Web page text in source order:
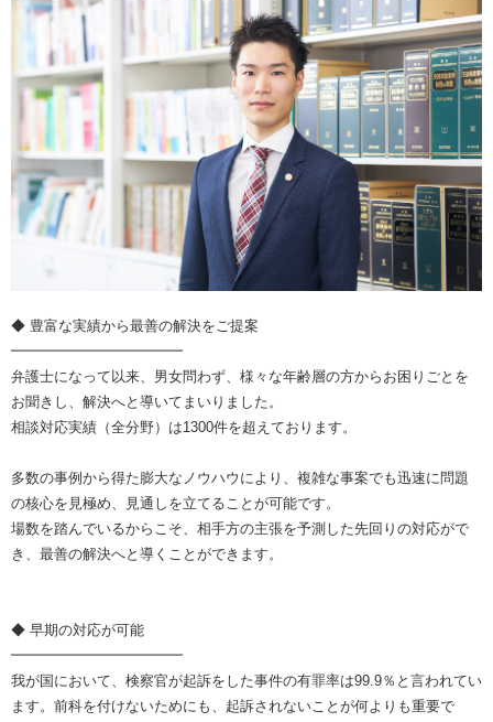
◆ 豊富な実績から最善の解決をご提案
━━━━━━━━━━━━
弁護士になって以来、男女問わず、様々な年齢層の方からお困りごとを
お聞きし、解決へと導いてまいりました。
相談対応実績（全分野）は1300件を超えております。
多数の事例から得た膨大なノウハウにより、複雑な事案でも迅速に問題
の核心を見極め、見通しを立てることが可能です。
場数を踏んでいるからこそ、相手方の主張を予測した先回りの対応がで
き、最善の解決へと導くことができます。
◆ 早期の対応が可能
━━━━━━━━━━━━
我が国において、検察官が起訴をした事件の有罪率は99.9％と言われてい
ます。前科を付けないためにも、起訴されないことが何よりも重要で